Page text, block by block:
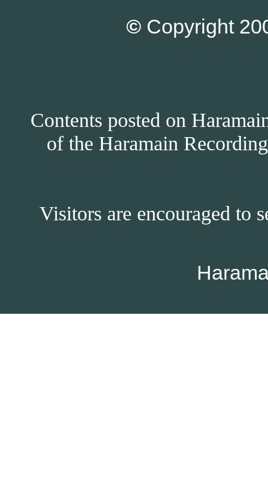
© Copyright
Contents posted on
of the Haramain
Visitors are encouraged to